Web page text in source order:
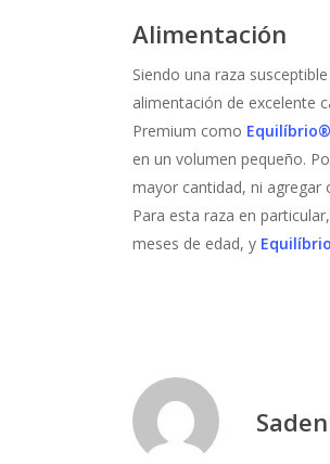
Alimentación
Siendo una raza
alimentación de excelente
Premium como Equilíbrio®
en un volumen pequeño.
mayor cantidad, ni agregar
Para esta raza en
meses de edad, y